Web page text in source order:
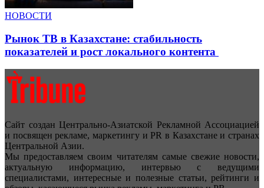
НОВОСТИ
Рынок ТВ в Казахстане: стабильность
показателей и рост локального контента
Сайт создан Центрально-Азиатской Рекламной Ассоциацией
и посвящен рекламе, маркетингу и PR в Казахстане и странах
Центральной Азии.
Мы предоставляем своим читателям самые свежие новости,
актуальную информацию, интервью с ведущими
специалистами, интересные и полезные статьи, рейтинги и